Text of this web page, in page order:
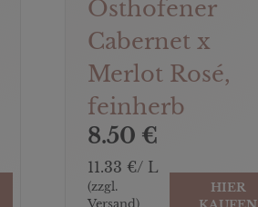
Osthofener
Cabernet x
Merlot Rosé,
feinherb
8.50 €
11.33 €/ L
(zzgl.
Versand)
HIER